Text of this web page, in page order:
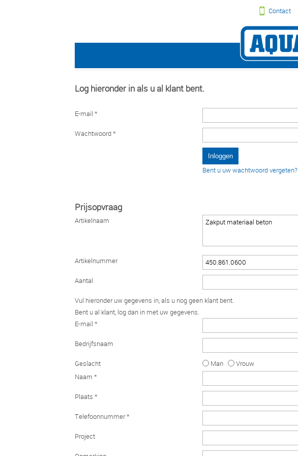
Contact
Log hieronder in als u al klant bent.
E-mail *
Wachtwoord *
Bent u uw wachtwoord vergeten?
Prijsopvraag
Artikelnaam
Artikelnummer
Aantal
Vul hieronder uw gegevens in, als u nog geen klant bent.
Bent u al klant, log dan in met uw gegevens.
E-mail *
Bedrijfsnaam
Geslacht Man
Vrouw
Naam *
Plaats *
Telefoonnummer *
Project